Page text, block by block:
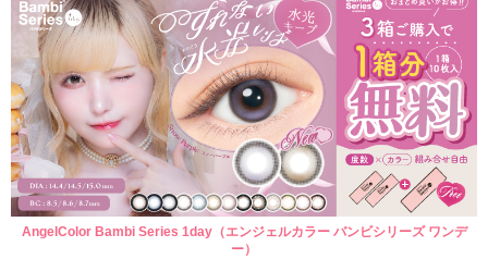
AngelColor Bambi Series 1day（エンジェルカラー バンビシリーズ ワンデ
ー）